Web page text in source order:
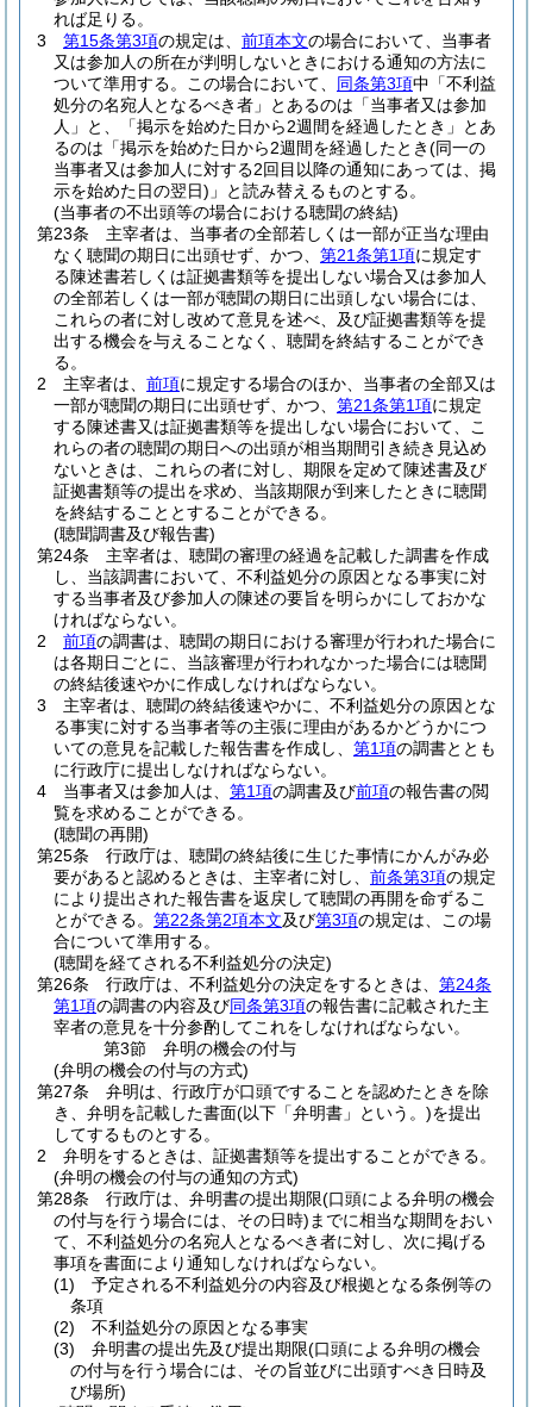
れば足りる。
3
第15条第3項の規定は、 前項本文の場合において、当事者
又は参加人の所在が判明しないときにおける通知の方法に
ついて準用する。
この場合において、 同条第3項中「不利益
処分の名宛人となるべき者」とあるのは「当事者又は参加
人」と、「掲示を始めた日から2週間を経過したとき」とあ
るのは「掲示を始めた日から2週間を経過したとき(同一の
当事者又は参加人に対する2回目以降の通知にあっては、掲
示を始めた日の翌日) 」と読み替えるものとする。
(当事者の不出頭等の場合における聴聞の終結)
第23条
主宰者は、当事者の全部若しくは一部が正当な理由
なく聴聞の期日に出頭せず、かつ、 第21条第1項に規定す
る陳述書若しくは証拠書類等を提出しない場合又は参加人
の全部若しくは一部が聴聞の期日に出頭しない場合には、
これらの者に対し改めて意見を述べ、及び証拠書類等を提
出する機会を与えることなく、聴聞を終結することができ
る。
2
主宰者は、 前項に規定する場合のほか、当事者の全部又は
一部が聴聞の期日に出頭せず、かつ、 第21条第1項に規定
する陳述書又は証拠書類等を提出しない場合において、こ
れらの者の聴聞の期日への出頭が相当期間引き続き見込め
ないときは、これらの者に対し、期限を定めて陳述書及び
証拠書類等の提出を求め、当該期限が到来したときに聴聞
を終結することとすることができる。
(聴聞調書及び報告書)
第24条
主宰者は、聴聞の審理の経過を記載した調書を作成
し、当該調書において、不利益処分の原因となる事実に対
する当事者及び参加人の陳述の要旨を明らかにしておかな
ければならない。
2
前項の調書は、聴聞の期日における審理が行われた場合に
は各期日ごとに、当該審理が行われなかった場合には聴聞
の終結後速やかに作成しなければならない。
3
主宰者は、聴聞の終結後速やかに、不利益処分の原因とな
る事実に対する当事者等の主張に理由があるかどうかにつ
いての意見を記載した報告書を作成し、 第1項の調書ととも
に行政庁に提出しなければならない。
4
当事者又は参加人は、 第1項の調書及び前項の報告書の閲
覧を求めることができる。
(聴聞の再開)
第25条
行政庁は、聴聞の終結後に生じた事情にかんがみ必
要があると認めるときは、主宰者に対し、 前条第3項の規定
により提出された報告書を返戻して聴聞の再開を命ずるこ
とができる。 第22条第2項本文及び第3項の規定は、この場
合について準用する。
(聴聞を経てされる不利益処分の決定)
第26条
行政庁は、不利益処分の決定をするときは、 第24条
第1項の調書の内容及び同条第3項の報告書に記載された主
宰者の意見を十分参酌してこれをしなければならない。
第3節
弁明の機会の付与
(弁明の機会の付与の方式)
第27条
弁明は、行政庁が口頭ですることを認めたときを除
き、弁明を記載した書面(以下「弁明書」という。)を提出
してするものとする。
2
弁明をするときは、証拠書類等を提出することができる。
(弁明の機会の付与の通知の方式)
第28条
行政庁は、弁明書の提出期限(口頭による弁明の機会
の付与を行う場合には、その日時) までに相当な期間をおい
て、不利益処分の名宛人となるべき者に対し、次に掲げる
事項を書面により通知しなければならない。
(1)
予定される不利益処分の内容及び根拠となる条例等の
条項
(2)
不利益処分の原因となる事実
(3)
弁明書の提出先及び提出期限(口頭による弁明の機会
の付与を行う場合には、その旨並びに出頭すべき日時及
び場所)